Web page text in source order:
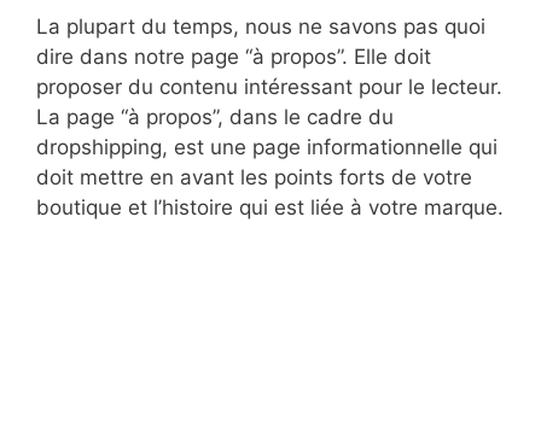
La plupart du temps, nous ne savons pas quoi
dire dans notre page “à propos”. Elle doit
proposer du contenu intéressant pour le lecteur.
La page “à propos”, dans le cadre du
dropshipping, est une page informationnelle qui
doit mettre en avant les points forts de votre
boutique et l’histoire qui est liée à votre marque.